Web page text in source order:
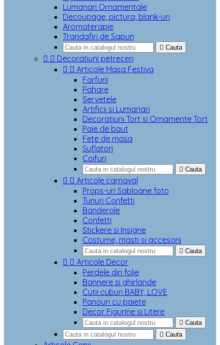
Lumanari Ornamentale
Decoupage, pictura, blank-uri
Aromaterapie
Trandafiri de Sapun
 Cauta
  Decoratiuni petreceri
  Articole Masa Festiva
Farfurii
Pahare
Servetele
Artificii si Lumanari
Decoratiuni Tort si Ornamente Tort
Paie de baut
Fete de masa
Suflatori
Coifuri
 Cauta
  Articole carnaval
Props-uri Sabloane foto
Tunuri Confetti
Banderole
Confetti
Stickere si Insigne
Costume, masti si accesorii
 Cauta
  Articole Decor
Perdele din folie
Bannere si ghirlande
Cutii cuburi BABY, LOVE
Panouri cu paiete
Decor Figurine si Litere
 Cauta
 Cauta